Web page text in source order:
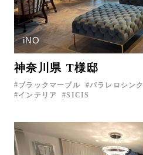
iNO
神奈川県 T様邸
ブラックマーブル パラレロシンク
インテリア
SICIS